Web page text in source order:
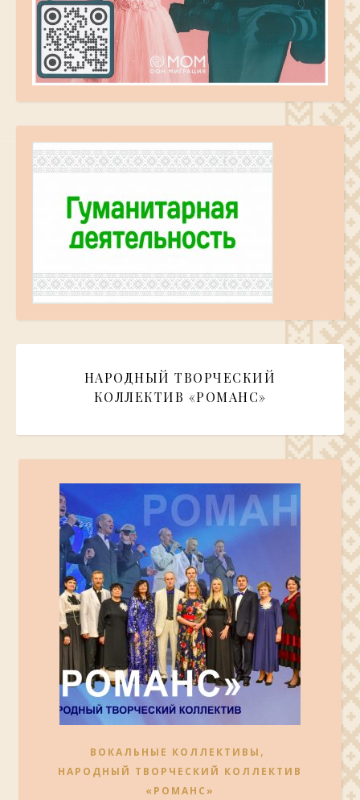
НАРОДНЫЙ ТВОРЧЕСКИЙ
КОЛЛЕКТИВ «РОМАНС»
ВОКАЛЬНЫЕ КОЛЛЕКТИВЫ ,
НАРОДНЫЙ ТВОРЧЕСКИЙ КОЛЛЕКТИВ
«РОМАНС»